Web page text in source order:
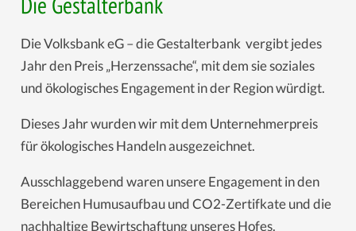
Die Volksbank eG – die Gestalterbank vergibt jedes
Jahr den Preis „Herzenssache“, mit dem sie soziales
und ökologisches Engagement in der Region würdigt.
Dieses Jahr wurden wir mit dem Unternehmerpreis
für ökologisches Handeln ausgezeichnet.
Ausschlaggebend waren unsere Engagement in den
Bereichen Humusaufbau und CO2-Zertifkate und die
nachhaltige Bewirtschaftung unseres Hofes.